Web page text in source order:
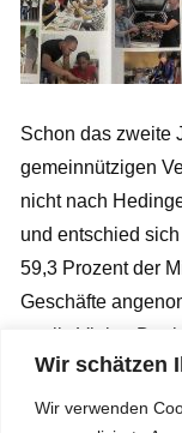
Wir schätzen
Wir verwenden
Schon das zweite
gemeinnützigen
nicht nach
und entschied
59,3 Prozent der
Geschäfte
erteilt. Vielen
Jahresbericht 2020
2021 sind nun